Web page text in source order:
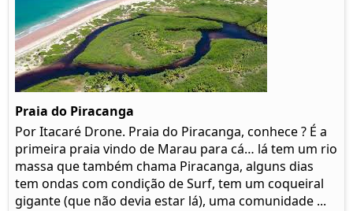
Praia do Piracanga
Por Itacaré Drone. Praia do Piracanga, conhece ? É a
primeira praia vindo de Marau para cá… lá tem um rio
massa que também chama Piracanga, alguns dias
tem ondas com condição de Surf, tem um coqueiral
gigante (que não devia estar lá), uma comunidade ...